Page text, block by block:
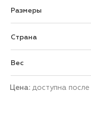
Размеры
Страна
Вес
Цена: доступна после